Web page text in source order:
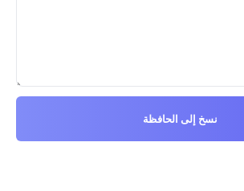
نسخ إلى الحافظة